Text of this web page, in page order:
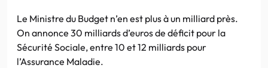
Le Ministre du Budget n’en est plus à un milliard près.
On annonce 30 milliards d’euros de déficit pour la
Sécurité Sociale, entre 10 et 12 milliards pour
l’Assurance Maladie.